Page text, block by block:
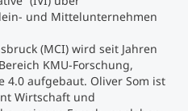
und Mittelunternehmen
(MCI) wird seit Jahren
KMU-Forschung,
aufgebaut. Oliver Som ist
Wirtschaft und